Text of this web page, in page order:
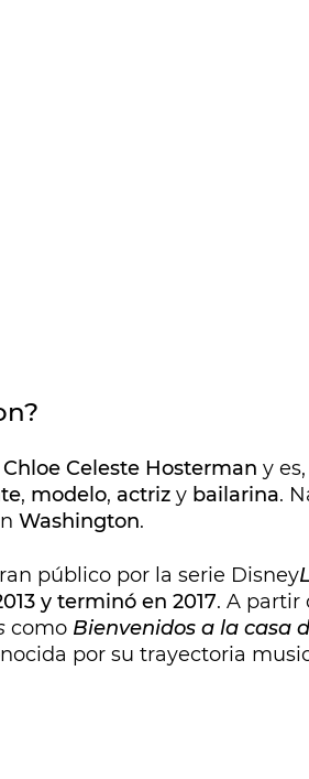
Chloe Celeste Hosterman y
, modelo, actriz y bailarina.
Washington.
público por la serie Disney
y terminó en 2017. A partir
como Bienvenidos a la casa
por su trayectoria